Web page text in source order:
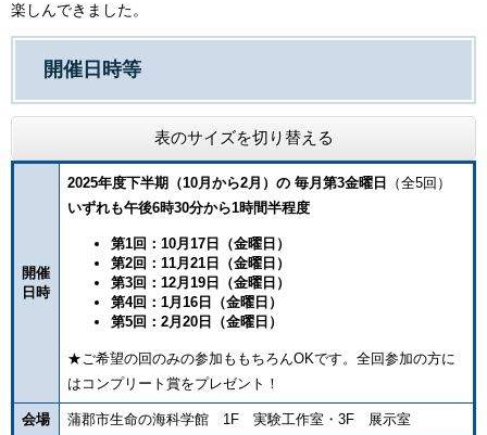
楽しんできました。
開催日時等
表のサイズを切り替える
開催
日時
2025年度下半期（10月から2月）の 毎月第3金曜日
（全5回）
いずれも午後6時30分から1時間半程度
第1回：10月17日（金曜日）
第2回：11月21日（金曜日）
第3回：12月19日（金曜日）
第4回：1月16日（金曜日）
第5回：2月20日（金曜日）
★ご希望の回のみの参加ももちろんOKです。全回参加の方に
はコンプリート賞をプレゼント！
会場 蒲郡市生命の海科学館 1F 実験工作室・3F 展示室